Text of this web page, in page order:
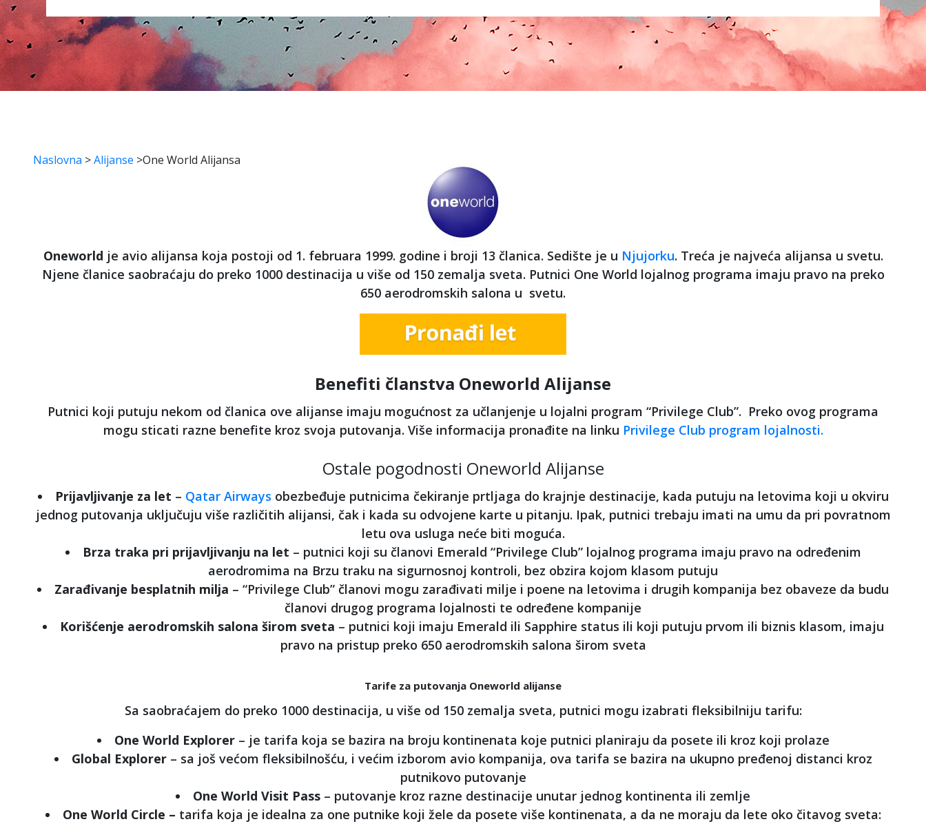
Naslovna >Alijanse >One World Alijansa
Oneworld je avio alijansa koja postoji od 1. februara 1999. godine i broji 13 članica. Sedište je u Njujorku. Treća je najveća alijansa u svetu.
Njene članice saobraćaju do preko 1000 destinacija u više od 150 zemalja sveta. Putnici One World lojalnog programa imaju pravo na preko
650 aerodromskih salona u svetu.
Benefiti članstva Oneworld Alijanse
Putnici koji putuju nekom od članica ove alijanse imaju mogućnost za učlanjenje u lojalni program “Privilege Club”. Preko ovog programa
mogu sticati razne benefite kroz svoja putovanja. Više informacija pronađite na linku Privilege Club program lojalnosti.
Ostale pogodnosti Oneworld Alijanse
Prijavljivanje za let – Qatar Airways obezbeđuje putnicima čekiranje prtljaga do krajnje destinacije, kada putuju na letovima koji u okviru
jednog putovanja uključuju više različitih alijansi, čak i kada su odvojene karte u pitanju. Ipak, putnici trebaju imati na umu da pri povratnom
letu ova usluga neće biti moguća.
Brza traka pri prijavljivanju na let – putnici koji su članovi Emerald “Privilege Club” lojalnog programa imaju pravo na određenim
aerodromima na Brzu traku na sigurnosnoj kontroli, bez obzira kojom klasom putuju
Zarađivanje besplatnih milja – “Privilege Club” članovi mogu zarađivati milje i poene na letovima i drugih kompanija bez obaveze da budu
članovi drugog programa lojalnosti te određene kompanije
Korišćenje aerodromskih salona širom sveta – putnici koji imaju Emerald ili Sapphire status ili koji putuju prvom ili biznis klasom, imaju
pravo na pristup preko 650 aerodromskih salona širom sveta
Tarife za putovanja Oneworld alijanse
Sa saobraćajem do preko 1000 destinacija, u više od 150 zemalja sveta, putnici mogu izabrati fleksibilniju tarifu:
One World Explorer– je tarifa koja se bazira na broju kontinenata koje putnici planiraju da posete ili kroz koji prolaze
Global Explorer– sa još većom fleksibilnošću, i većim izborom avio kompanija, ova tarifa se bazira na ukupno pređenoj distanci kroz
putnikovo putovanje
One World Visit Pass – putovanje kroz razne destinacije unutar jednog kontinenta ili zemlje
One World Circle – tarifa koja je idealna za one putnike koji žele da posete više kontinenata, a da ne moraju da lete oko čitavog sveta: